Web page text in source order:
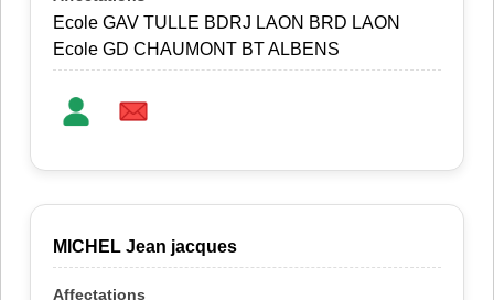
Ecole GAV TULLE BDRJ LAON BRD LAON
Ecole GD CHAUMONT BT ALBENS
MICHEL Jean jacques